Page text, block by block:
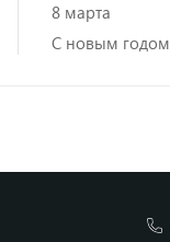
8 марта
С новым годом